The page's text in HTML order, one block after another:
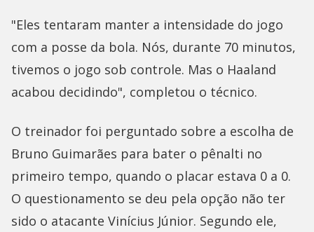
"Eles tentaram manter a intensidade do jogo
com a posse da bola. Nós, durante 70 minutos,
tivemos o jogo sob controle. Mas o Haaland
acabou decidindo", completou o técnico.
O treinador foi perguntado sobre a escolha de
Bruno Guimarães para bater o pênalti no
primeiro tempo, quando o placar estava 0 a 0.
O questionamento se deu pela opção não ter
sido o atacante Vinícius Júnior. Segundo ele,